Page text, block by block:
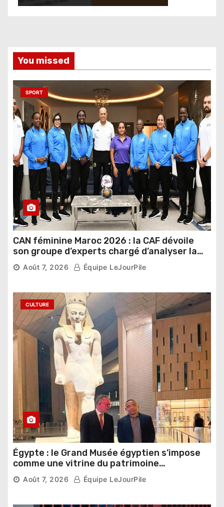
You missed
SPORT
CAN féminine Maroc 2026 : la CAF dévoile
son groupe d’experts chargé d’analyser la
compétition
Août 7, 2026 Équipe LeJourPile
CULTURE
Égypte : le Grand Musée égyptien s’impose
comme une vitrine du patrimoine
pharaonique auprès des dirigeants
étrangers
Août 7, 2026 Équipe LeJourPile